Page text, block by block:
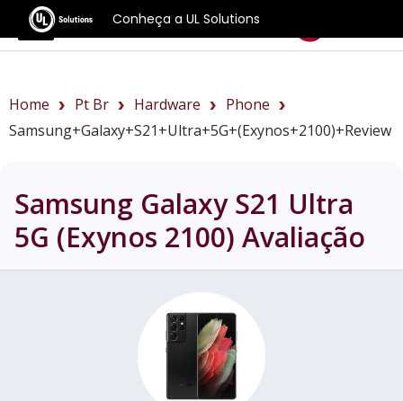
Conheça a UL Solutions
Benchmarks
Home Pt Br Hardware
Phone
Samsung+Galaxy+S21+Ultra+5G+(Exynos+2100)+review
Samsung Galaxy S21 Ultra
5G (Exynos 2100) Avaliação